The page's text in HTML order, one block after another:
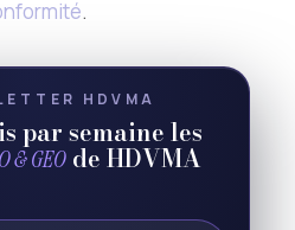
.
HDVMA
par semaine les
& GEO de HDVMA